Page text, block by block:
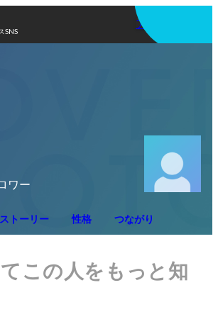
SNS
アプリを使う
ワー
ストーリー 性格 つながり
この人をもっと知